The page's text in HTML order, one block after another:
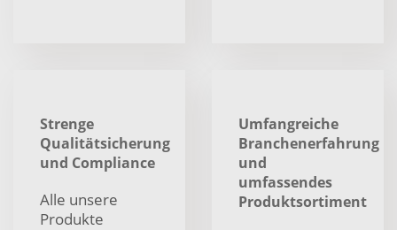
Strenge
Qualitätsicherung
und Compliance
Alle unsere
Produkte
Umfangreiche
Branchenerfahrung
und
umfassendes
Produktsortiment